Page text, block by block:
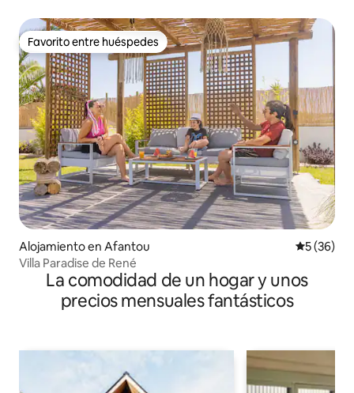
Favorito entre huéspedes
Favorito entre huéspedes
Alojamiento en Afantou
5 (36)
Villa Paradise de René
La comodidad de un hogar y unos
precios mensuales fantásticos